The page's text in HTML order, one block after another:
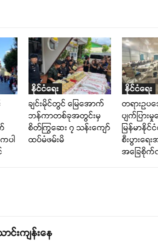
ပါ
နိုင်ငံရေး
ချင်းမိုင်တွင် မြေအောက်
ဘန်ကာတစ်ခုအတွင်းမှ
စိတ်ကြွဆေး ၇ သန်းကျော်
ထပ်မံဖမ်းမိ
နိုင်ငံရေး
တရားဥပဒ
ပျက်ပြားမှု
မြန်မာနို
စီးပွားရေ
အခြေစိုက်
းကျန်းနေ